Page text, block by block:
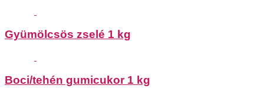
Gyümölcsös zselé 1 kg
Boci/tehén gumicukor 1 kg